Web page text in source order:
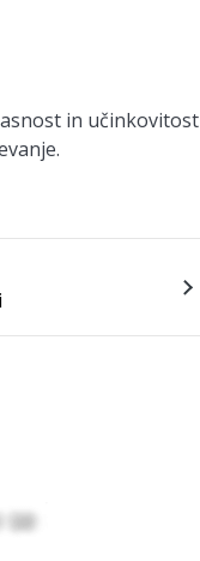
in učinkovitost